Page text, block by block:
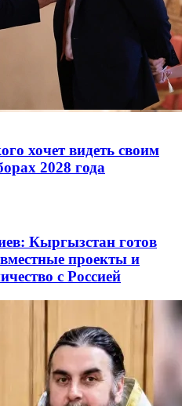
хочет видеть своим
2028 года
Кыргызстан готов
проекты и
с Россией